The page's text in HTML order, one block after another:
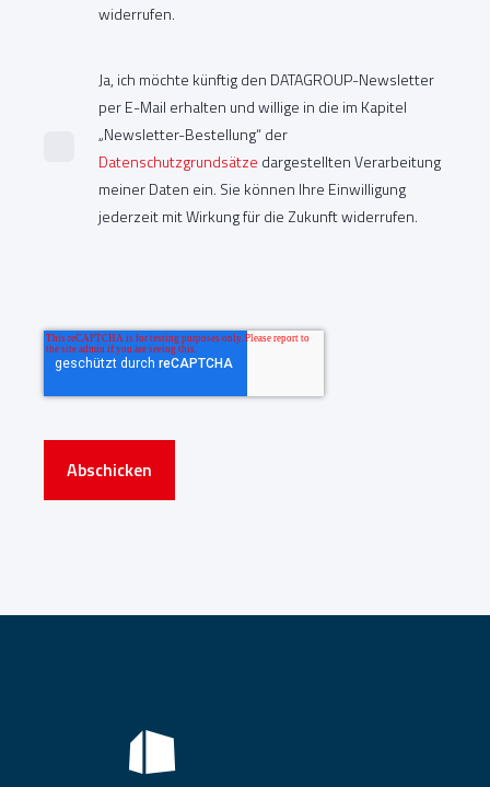
widerrufen.
Ja, ich möchte künftig den DATAGROUP-Newsletter
per E-Mail erhalten und willige in die im Kapitel
„Newsletter-Bestellung“ der
Datenschutzgrundsätze dargestellten Verarbeitung
meiner Daten ein. Sie können Ihre Einwilligung
jederzeit mit Wirkung für die Zukunft widerrufen.
Abschicken